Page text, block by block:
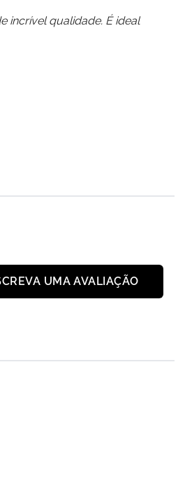
incrível qualidade. É ideal
UMA AVALIAÇÃO